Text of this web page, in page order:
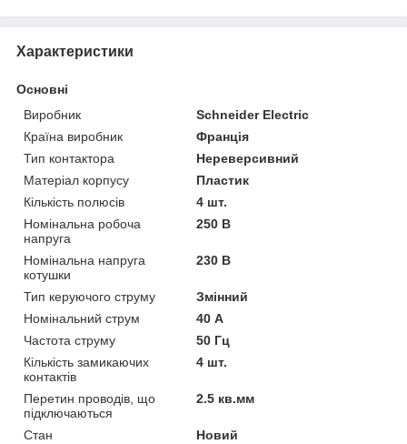
Характеристики
Основні
Виробник
Schneider Electric
Країна виробник
Франція
Тип контактора
Нереверсивний
Матеріал корпусу
Пластик
Кількість полюсів
4 шт.
Номінальна робоча
напруга
250 В
Номінальна напруга
котушки
230 В
Тип керуючого струму
Змінний
Номінальний струм
40 А
Частота струму
50 Гц
Кількість замикаючих
контактів
4 шт.
Перетин проводів, що
підключаються
2.5 кв.мм
Стан Новий